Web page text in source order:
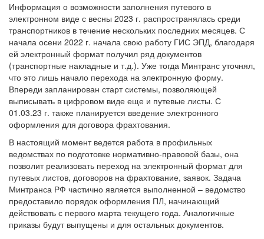
Информация о возможности заполнения путевого в
электронном виде с весны 2023 г. распространялась среди
транспортников в течение нескольких последних месяцев. С
начала осени 2022 г. начала свою работу ГИС ЭПД, благодаря
ей электронный формат получил ряд документов
(транспортные накладные и т.д.). Уже тогда Минтранс уточнял,
что это лишь начало перехода на электронную форму.
Впереди запланирован старт системы, позволяющей
выписывать в цифровом виде еще и путевые листы. С
01.03.23 г. также планируется введение электронного
оформления для договора фрахтования.
В настоящий момент ведется работа в профильных
ведомствах по подготовке нормативно-правовой базы, она
позволит реализовать переход на электронный формат для
путевых листов, договоров на фрахтование, заявок. Задача
Минтранса РФ частично является выполненной – ведомство
предоставило порядок оформления ПЛ, начинающий
действовать с первого марта текущего года. Аналогичные
приказы будут выпущены и для остальных документов.